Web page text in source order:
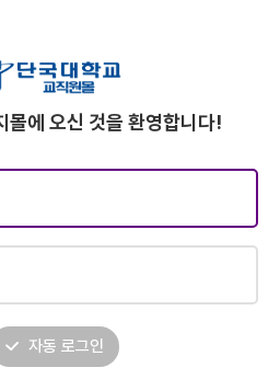
몰에 오신 것을 환영합니다!
자동 로그인